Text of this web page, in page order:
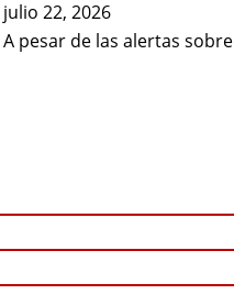
julio 22, 2026
A pesar de las alertas